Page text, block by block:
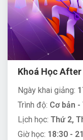
Khoá Học
Ngày khai giảng:
Trình độ: Cơ bản
Lịch học: Thứ 2,
Giờ học: 18:30 -